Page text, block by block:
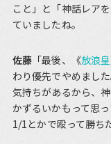
こと」と「神話レア
ていましたね。
佐藤 「最後、《放浪皇
わり優先でやめまし
気持ちがあるから、
かずるいかもって思
1/1とかで殴って勝ち